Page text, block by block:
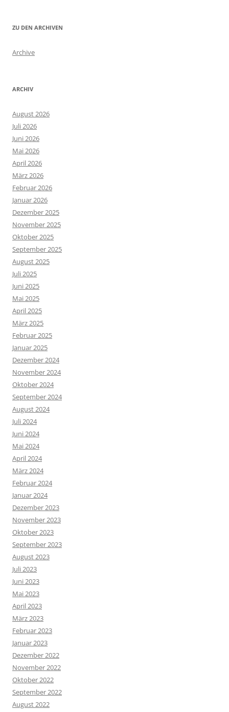
ZU DEN ARCHIVEN
Archive
ARCHIV
August 2026
Juli 2026
Juni 2026
Mai 2026
April 2026
März 2026
Februar 2026
Januar 2026
Dezember 2025
November 2025
Oktober 2025
September 2025
August 2025
Juli 2025
Juni 2025
Mai 2025
April 2025
März 2025
Februar 2025
Januar 2025
Dezember 2024
November 2024
Oktober 2024
September 2024
August 2024
Juli 2024
Juni 2024
Mai 2024
April 2024
März 2024
Februar 2024
Januar 2024
Dezember 2023
November 2023
Oktober 2023
September 2023
August 2023
Juli 2023
Juni 2023
Mai 2023
April 2023
März 2023
Februar 2023
Januar 2023
Dezember 2022
November 2022
Oktober 2022
September 2022
August 2022